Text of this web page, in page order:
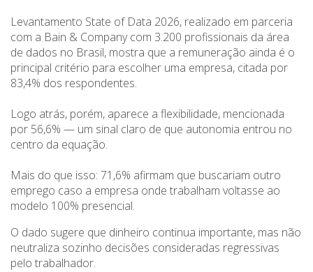
Levantamento State of Data 2026, realizado em parceria
com a Bain & Company com 3.200 profissionais da área
de dados no Brasil, mostra que a remuneração ainda é o
principal critério para escolher uma empresa, citada por
83,4% dos respondentes.
Logo atrás, porém, aparece a flexibilidade, mencionada
por 56,6% — um sinal claro de que autonomia entrou no
centro da equação.
Mais do que isso: 71,6% afirmam que buscariam outro
emprego caso a empresa onde trabalham voltasse ao
modelo 100% presencial.
O dado sugere que dinheiro continua importante, mas não
neutraliza sozinho decisões consideradas regressivas
pelo trabalhador.